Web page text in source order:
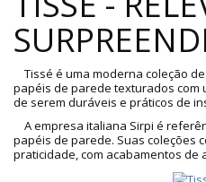
RELEVOS
papéis
de
parede
venda
de
Papel
de
Parede
Tissé é uma moderna coleção
papéis de parede texturados com
de serem duráveis e práticos de
A empresa italiana Sirpi é
papéis de parede. Suas coleções
praticidade, com acabamentos de